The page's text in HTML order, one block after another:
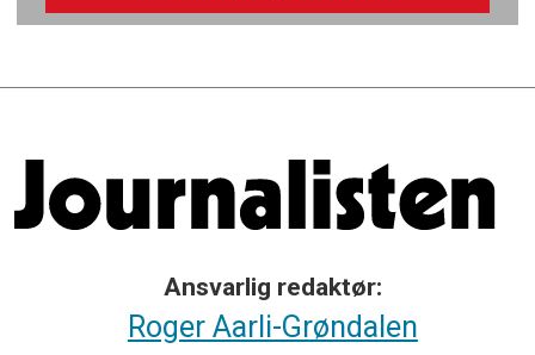
Ansvarlig redaktør:
Roger Aarli-Grøndalen